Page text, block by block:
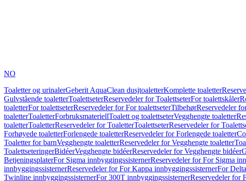
NO
Toaletter og urinalerGeberit AquaClean dusjtoaletterKomplette toaletter
Gulvstående toaletterToalettseterReservedeler for ToalettseterFor toalettskåler
toaletterFor toalettseterReservedeler for For toalettseterTilbehørReservedeler
toaletterToaletterForbruksmateriellToalett og toalettseterVegghengte toaletter
toaletterToaletterReservedeler for ToaletterToalettseterReservedeler for
Forhøyede toaletterForlengede toaletterReservedeler for Forlengede toaletter
Toaletter for barnVegghengte toaletterReservedeler for Vegghengte toaletter
ToalettseteringerBidéerVegghengte bidéerReservedeler for Vegghengte bidéer
BetjeningsplaterFor Sigma innbyggingssisternerReservedeler for For Sigma
innbyggingssisternerReservedeler for For Kappa innbyggingssisternerFor
Twinline innbyggingssisternerFor 300T innbyggingssisternerReservedeler for